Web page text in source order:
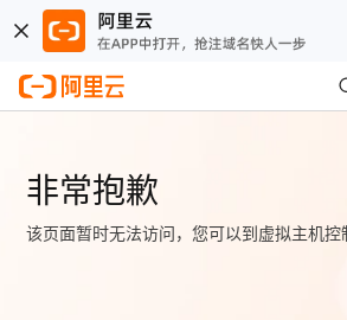
非常抱歉
该页面暂时无法访问，您可以到虚拟主机